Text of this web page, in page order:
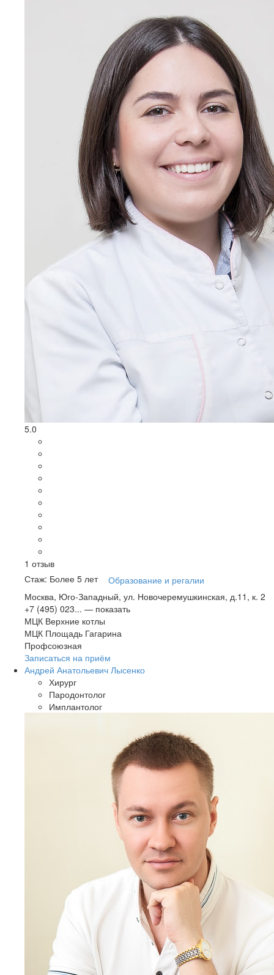
5.0
1 отзыв
Стаж: Более 5 лет
Образование и регалии
Москва, Юго-Западный, ул. Новочеремушкинская, д.11, к. 2
+7 (495) 023... — показать
МЦК Верхние котлы
МЦК Площадь Гагарина
Профсоюзная
Записаться на приём
Андрей Анатольевич Лысенко
Хирург
Пародонтолог
Имплантолог